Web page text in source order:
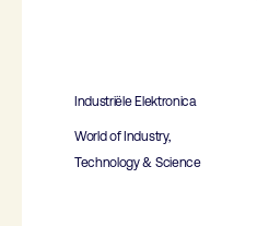
Industriële Elektronica
World of Industry,
Technology & Science